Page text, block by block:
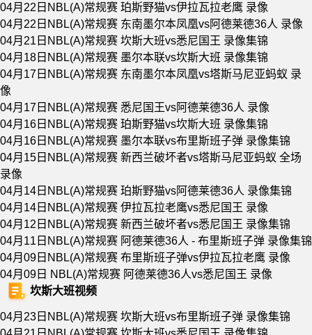
04月22日NBL(A)常规赛 珀斯野猫vs伊拉瓦拉老鹰 录像
04月22日NBL(A)常规赛 东南墨尔本凤凰vs阿德莱德36人 录像
04月21日NBL(A)常规赛 坎斯大班vs悉尼国王 录像集锦
04月18日NBL(A)常规赛 墨尔本联vs坎斯大班 录像集锦
04月17日NBL(A)常规赛 东南墨尔本凤凰vs塔斯马尼亚蚂蚁 录
像
04月17日NBL(A)常规赛 悉尼国王vs阿德莱德36人 录像
04月16日NBL(A)常规赛 珀斯野猫vs坎斯大班 录像集锦
04月16日NBL(A)常规赛 墨尔本联vs布里斯班子弹 录像集锦
04月15日NBL(A)常规赛 新西兰破坏者vs塔斯马尼亚蚂蚁 全场
录像
04月14日NBL(A)常规赛 珀斯野猫vs阿德莱德36人 录像集锦
04月14日NBL(A)常规赛 伊拉瓦拉老鹰vs悉尼国王 录像
04月12日NBL(A)常规赛 新西兰破坏者vs悉尼国王 录像集锦
04月11日NBL(A)常规赛 阿德莱德36人 - 布里斯班子弹 录像集锦
04月09日NBL(A)常规赛 布里斯班子弹vs伊拉瓦拉老鹰 录像
04月09日 NBL(A)常规赛 阿德莱德36人vs悉尼国王 录像
坎斯大班视频
04月23日NBL(A)常规赛 坎斯大班vs布里斯班子弹 录像集锦